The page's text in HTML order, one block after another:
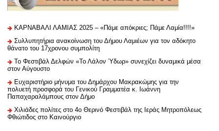
ΚΑΡΝΑΒΑΛΙ ΛΑΜΙΑΣ 2025 – «Πάμε απόκριες; Πάμε Λαμία!!!!»
Συλλυπητήρια ανακοίνωση του Δήμου Λαμιέων για τον αδόκητο
θάνατο του 17χρονου συμπολίτη
Το Φεστιβάλ Δελφών «Το Λάλον Ύδωρ» συνεχίζει δυναμικά μέσα
στον Αύγουστο
Ευχαριστήριo μήνυμα του Δημάρχου Μακρακώμης για την
πολυετή προσφορά του Γενικού Γραμματέα κ. Ιωάννη
Παπαχαραλάμπους στον Δήμο
Χιλιάδες πολίτες στο 4ο Θερινό Φεστιβάλ της Ιεράς Μητροπόλεως
Φθιώτιδος στο Καινούργιο